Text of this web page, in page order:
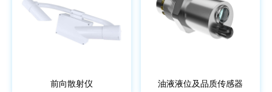
前向散射仪 油液液位及品质传感器